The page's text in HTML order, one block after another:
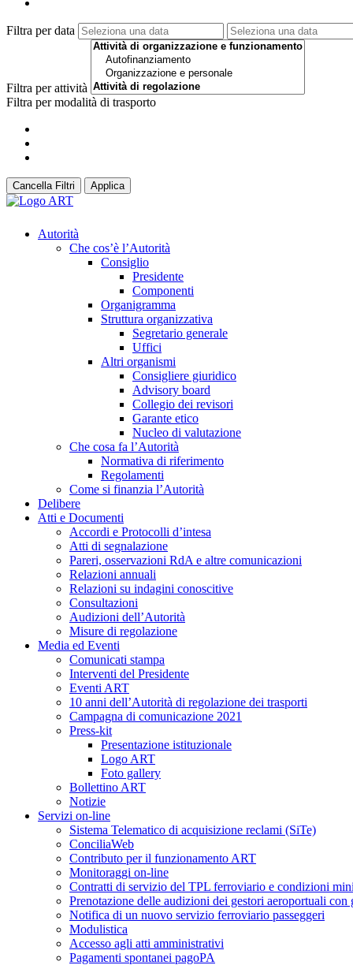
Filtra per data
Filtra per attività
Filtra per modalità di trasporto
Cancella Filtri Applica
Autorità
Che cos’è l’Autorità
Consiglio
Presidente
Componenti
Organigramma
Struttura organizzativa
Segretario generale
Uffici
Altri organismi
Consigliere giuridico
Advisory board
Collegio dei revisori
Garante etico
Nucleo di valutazione
Che cosa fa l’Autorità
Normativa di riferimento
Regolamenti
Come si finanzia l’Autorità
Delibere
Atti e Documenti
Accordi e Protocolli d’intesa
Atti di segnalazione
Pareri, osservazioni RdA e altre comunicazioni
Relazioni annuali
Relazioni su indagini conoscitive
Consultazioni
Audizioni dell’Autorità
Misure di regolazione
Media ed Eventi
Comunicati stampa
Interventi del Presidente
Eventi ART
10 anni dell’Autorità di regolazione dei trasporti
Campagna di comunicazione 2021
Press-kit
Presentazione istituzionale
Logo ART
Foto gallery
Bollettino ART
Notizie
Servizi on-line
Sistema Telematico di acquisizione reclami (SiTe)
ConciliaWeb
Contributo per il funzionamento ART
Monitoraggi on-line
Contratti di servizio del TPL ferroviario e condizioni
Prenotazione delle audizioni dei gestori aeroportuali con
Notifica di un nuovo servizio ferroviario passeggeri
Modulistica
Accesso agli atti amministrativi
Pagamenti spontanei pagoPA